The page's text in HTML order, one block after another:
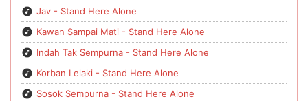
Jav - Stand Here Alone
Kawan Sampai Mati - Stand Here Alone
Indah Tak Sempurna - Stand Here Alone
Korban Lelaki - Stand Here Alone
Sosok Sempurna - Stand Here Alone